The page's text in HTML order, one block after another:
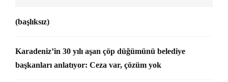
(başlıksız)
Karadeniz’in 30 yılı aşan çöp düğümünü belediye
başkanları anlatıyor: Ceza var, çözüm yok